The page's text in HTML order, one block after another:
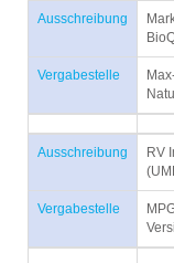
Ausschreibung
Vergabestelle
Ausschreibung
RV
Vergabestelle